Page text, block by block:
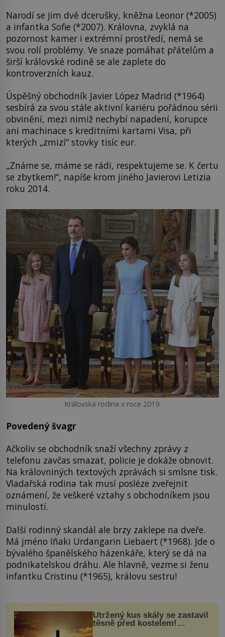
Narodí se jim dvě dcerušky, kněžna Leonor (*2005)
a infantka Sofie (*2007). Královna, zvyklá na
pozornost kamer i extrémní prostředí, nemá se
svou rolí problémy. Ve snaze pomáhat přátelům a
širší královské rodině se ale zaplete do
kontroverzních kauz.
Úspěšný obchodník Javier López Madrid (*1964)
sesbírá za svou stále aktivní kariéru pořádnou sérii
obvinění, mezi nimiž nechybí napadení, korupce
ani machinace s kreditními kartami Visa, při
kterých „zmizí“ stovky tisíc eur.
„Známe se, máme se rádi, respektujeme se. K čertu
se zbytkem!“, napíše krom jiného Javierovi Letizia
roku 2014.
Královská rodina v roce 2019.
Povedený švagr
Ačkoliv se obchodník snaží všechny zprávy z
telefonu zavčas smazat, policie je dokáže obnovit.
Na královniných textových zprávách si smlsne tisk.
Vladařská rodina tak musí posléze zveřejnit
oznámení, že veškeré vztahy s obchodníkem jsou
minulostí.
Další rodinný skandál ale brzy zaklepe na dveře.
Má jméno Iñaki Urdangarin Liebaert (*1968). Jde o
bývalého španělského házenkáře, který se dá na
podnikatelskou dráhu. Ale hlavně, vezme si ženu
infantku Cristinu (*1965), královu sestru!
Utržený kus skály se zastavil
těsně před kostelem!
Ochránila ho boží síla?